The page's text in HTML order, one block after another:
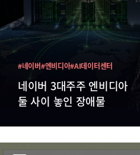
네이버 3대주주 엔비디아
둘 사이 놓인 장애물
#네이버#엔비디아#AI데이터센터